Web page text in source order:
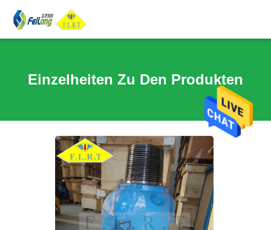
Einzelheiten Zu Den Produkten